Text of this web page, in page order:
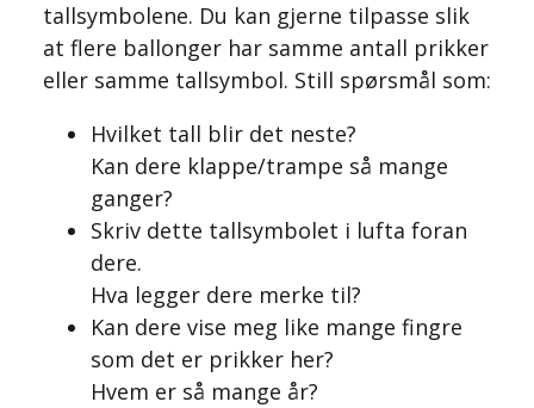
tallsymbolene. Du kan gjerne tilpasse slik
at flere ballonger har samme antall prikker
eller samme tallsymbol. Still spørsmål som:
Hvilket tall blir det neste?
Kan dere klappe/trampe så mange
ganger?
Skriv dette tallsymbolet i lufta foran
dere.
Hva legger dere merke til?
Kan dere vise meg like mange fingre
som det er prikker her?
Hvem er så mange år?